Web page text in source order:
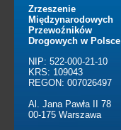
Zrzeszenie
Międzynarodowych
Przewoźników
Drogowych w Polsce
NIP: 522-000-21-10
KRS: 109043
REGON: 007026497
Al. Jana Pawła II 78
00-175 Warszawa